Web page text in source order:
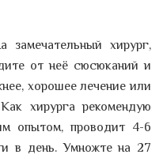
замечательный хирург,
от неё сюсюканий и
хорошее лечение или
хирурга рекомендую
опытом, проводит 4-6
в день. Умножте на 27